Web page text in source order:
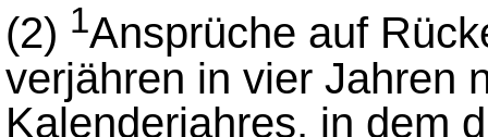
(2) 1Ansprüche auf
verjähren in vier Jahren
Kalenderjahres, in dem